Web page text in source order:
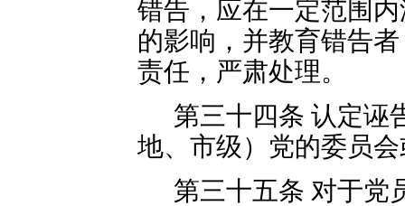
错告，应在一定范围
的影响，并教育错告
责任，严肃处理。
第三十四条 认定诬
地、市级）党的委员
第三十五条 对于党